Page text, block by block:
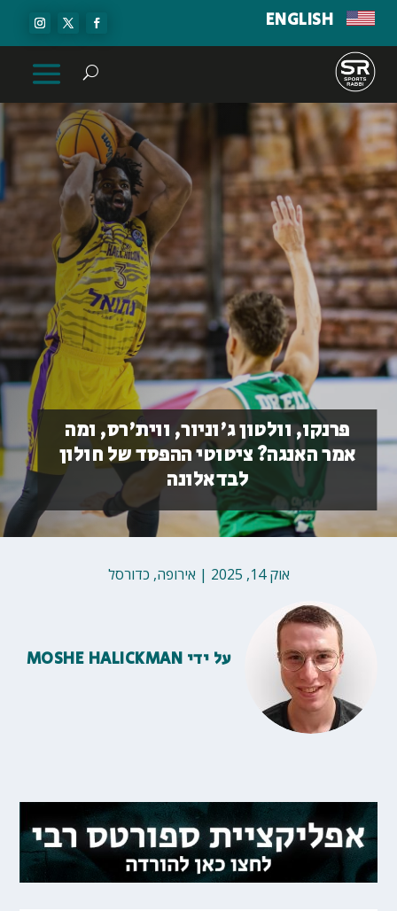
ENGLISH
פרנקו, וולטון ג'וניור, ווית'רס, ומה
אמר האנגה? ציטוטי ההפסד של חולון
לבדאלונה
אוק 14, 2025 | אירופה, כדורסל
על ידי MOSHE HALICKMAN